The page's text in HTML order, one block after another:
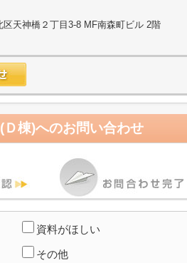
区天神橋２丁目3-8 MF南森町ビル 2階
Ｄ棟)へのお問い合わせ
資料がほしい
その他